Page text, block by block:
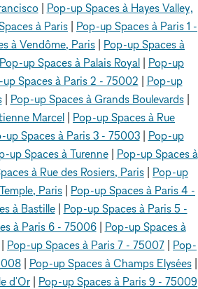
| Pop-up Spaces à Hayes Valley,
à Paris
Pop-up Spaces à Paris 1 -
à Vendôme, Paris
Pop-up Spaces à
Pop-up Spaces à Palais Royal
Pop-up
up Spaces à Paris 2 - 75002
Pop-up
| Pop-up Spaces à Grands Boulevards|
Marcel
Pop-up Spaces à Rue
up Spaces à Paris 3 - 75003| Pop-up
up Spaces à Turenne| Pop-up Spaces à
à Rue des Rosiers, Paris
Pop-up
Paris
Pop-up Spaces à Paris 4 -
à Bastille| Pop-up Spaces à Paris 5 -
à Paris 6 - 75006| Pop-up Spaces à
Pop-up Spaces à Paris 7 - 75007
Pop-
| Pop-up Spaces à Champs Elysées|
d'Or
Pop-up Spaces à Paris 9 - 75009